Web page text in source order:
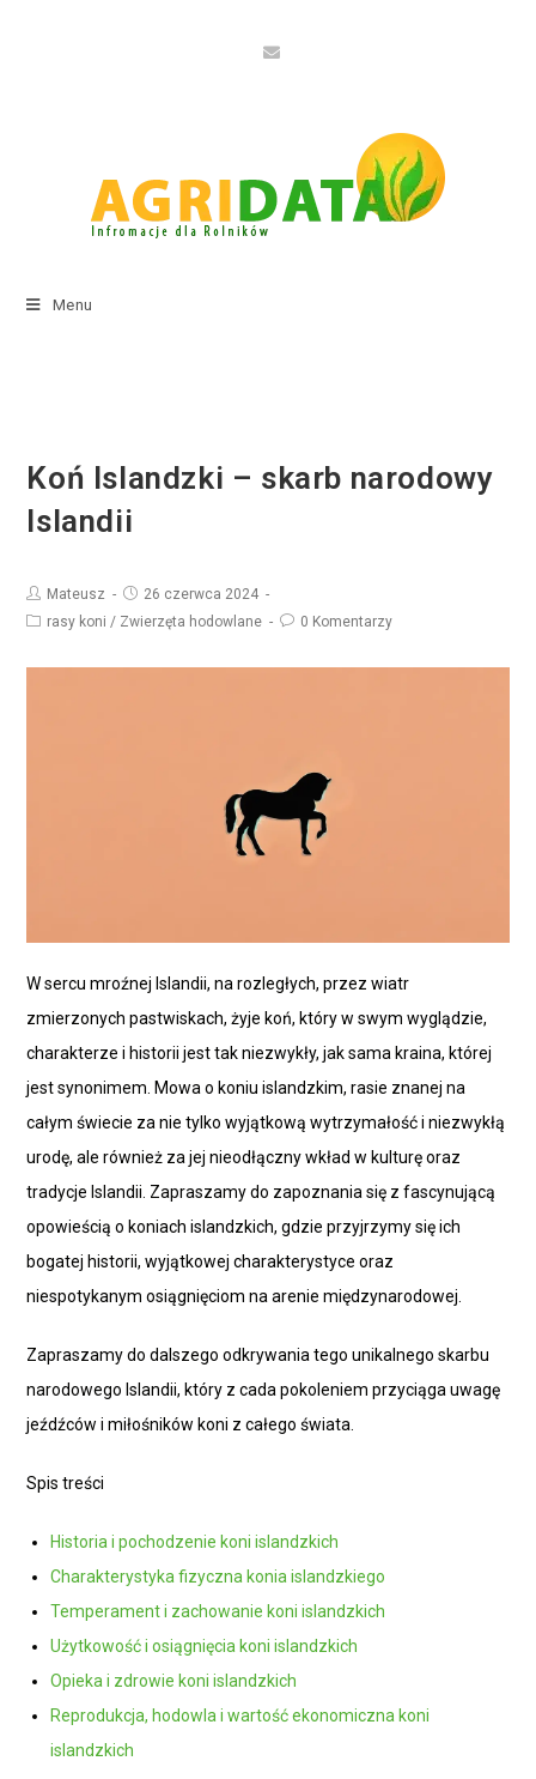
Menu
Koń Islandzki – skarb narodowy
Islandii
Mateusz
26 czerwca 2024
rasy koni / Zwierzęta hodowlane 0 Komentarzy
W sercu mroźnej Islandii, na rozległych, przez wiatr
zmierzonych pastwiskach, żyje koń, który w swym wyglądzie,
charakterze i historii jest tak niezwykły, jak sama kraina, której
jest synonimem. Mowa o koniu islandzkim, rasie znanej na
całym świecie za nie tylko wyjątkową wytrzymałość i niezwykłą
urodę, ale również za jej nieodłączny wkład w kulturę oraz
tradycje Islandii. Zapraszamy do zapoznania się z fascynującą
opowieścią o koniach islandzkich, gdzie przyjrzymy się ich
bogatej historii, wyjątkowej charakterystyce oraz
niespotykanym osiągnięciom na arenie międzynarodowej.
Zapraszamy do dalszego odkrywania tego unikalnego skarbu
narodowego Islandii, który z cada pokoleniem przyciąga uwagę
jeźdźców i miłośników koni z całego świata.
Spis treści
Historia i pochodzenie koni islandzkich
Charakterystyka fizyczna konia islandzkiego
Temperament i zachowanie koni islandzkich
Użytkowość i osiągnięcia koni islandzkich
Opieka i zdrowie koni islandzkich
Reprodukcja, hodowla i wartość ekonomiczna koni
islandzkich